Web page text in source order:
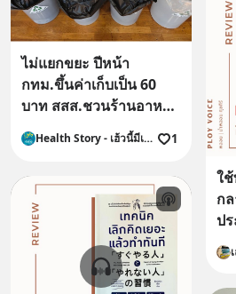
ไม่แยกขยะ ปีหน้า
กทม.ขึ้นค่าเก็บเป็น 60
บาท สสส.ชวนร้านอาหาร
ลด Food Waste ทำชา
เลนจ์กินหมดจาน
Health Story - เฮ้วนี้มีเรื่อง 1
ใ
ก
ป